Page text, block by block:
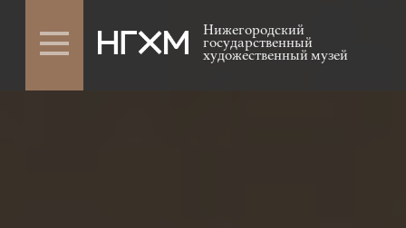
Нижегородский
государственный
художественный музей